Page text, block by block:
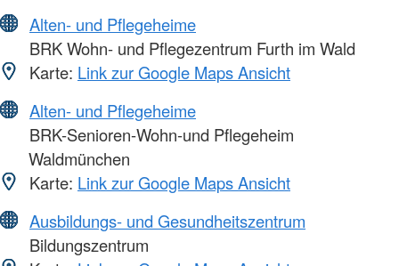
Alten- und Pflegeheime
BRK Wohn- und Pflegezentrum Furth im Wald
Karte: Link zur Google Maps Ansicht
Alten- und Pflegeheime
BRK-Senioren-Wohn-und Pflegeheim
Waldmünchen
Karte: Link zur Google Maps Ansicht
Ausbildungs- und Gesundheitszentrum
Bildungszentrum